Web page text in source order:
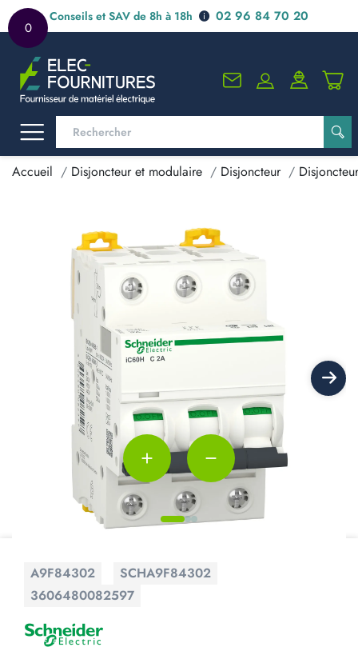
0
Conseils et SAV de 8h à 18h 02 96 84 70 20
Accueil Disjoncteur et modulaire Disjoncteur
A9F84302
SCHA9F84302
3606480082597
add remove